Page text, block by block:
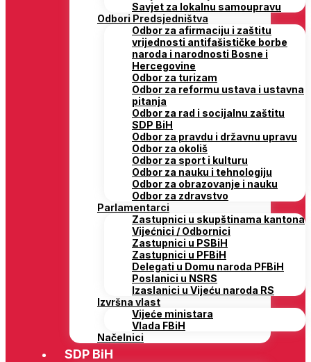
Savjet za lokalnu samoupravu
Odbori Predsjedništva
Odbor za afirmaciju i zaštitu
vrijednosti antifašističke borbe
naroda i narodnosti Bosne i
Hercegovine
Odbor za turizam
Odbor za reformu ustava i ustavna
pitanja
Odbor za rad i socijalnu zaštitu
SDP BiH
Odbor za pravdu i državnu upravu
Odbor za okoliš
Odbor za sport i kulturu
Odbor za nauku i tehnologiju
Odbor za obrazovanje i nauku
Odbor za zdravstvo
Parlamentarci
Zastupnici u skupštinama kantona
Vijećnici / Odbornici
Zastupnici u PSBiH
Zastupnici u PFBiH
Delegati u Domu naroda PFBiH
Poslanici u NSRS
Izaslanici u Vijeću naroda RS
Izvršna vlast
Vijeće ministara
Vlada FBiH
Načelnici
SDP BiH